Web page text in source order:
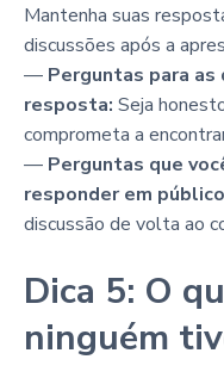
Mantenha suas
discussões após a
— Perguntas para as
resposta: Seja
comprometa a
— Perguntas que
responder em
discussão de volta ao
Dica 5: O
ninguém